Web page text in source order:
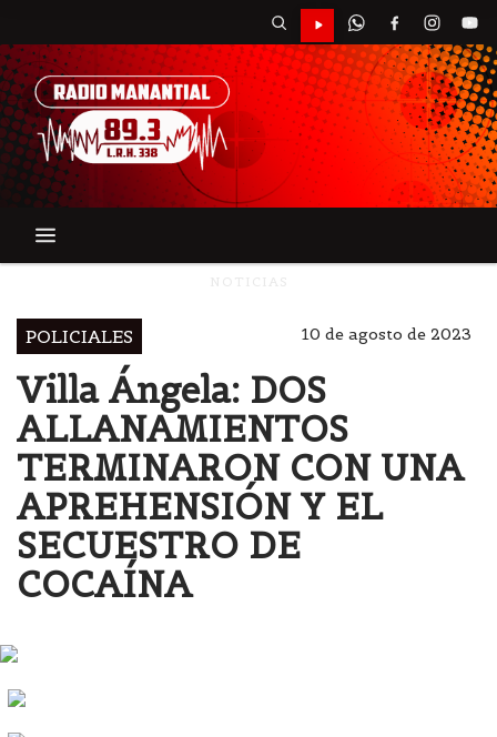
POLICIALES 10 de agosto de 2023
Villa Ángela: DOS
ALLANAMIENTOS
TERMINARON CON UNA
APREHENSIÓN Y EL
SECUESTRO DE
COCAÍNA